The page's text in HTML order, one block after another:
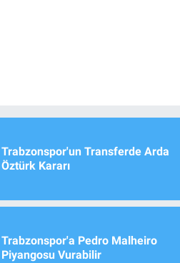
Trabzonspor'un Transferde Arda
Öztürk Kararı
Trabzonspor'a Pedro Malheiro
Piyangosu Vurabilir